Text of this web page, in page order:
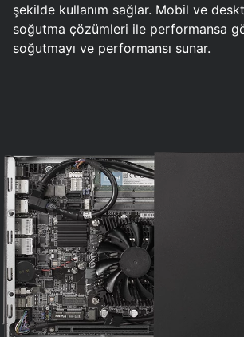
şekilde kullanım sağlar. Mobil ve
soğutma çözümleri ile performansa
soğutmayı ve performansı sunar.